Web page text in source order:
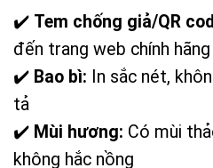
✔️ Tem chống giả/QR
đến trang web chính hãng
✔️ Bao bì: In sắc nét,
tả
✔️ Mùi hương: Có mùi
không hắc nồng